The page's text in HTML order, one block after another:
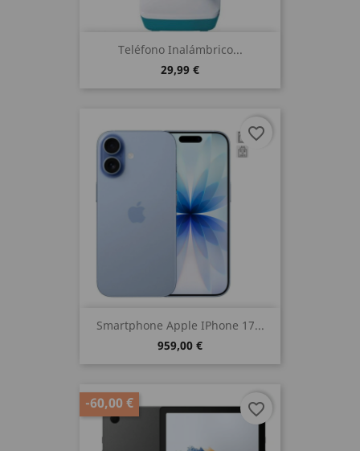
Teléfono Inalámbrico...
29,99 €
Smartphone Apple IPhone 17...
959,00 €
favorite_border
-60,00 € favorite_border